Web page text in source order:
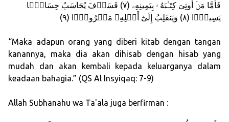
فَأَمَّا مَنۡ أُوتِىَ كِتَـٰبَهُ ۥ بِيَمِينِهِۦ (٧) فَسَوۡفَ يُحَاسَبُ حِسَابً۬ا
يَسِيرً۬ا (٨) وَيَنقَلِبُ إِلَىٰٓ أَهۡلِهِۦ مَسۡرُورً۬ا (٩)
“Maka adapun orang yang diberi kitab dengan tangan
kanannya, maka dia akan dihisab dengan hisab yang
mudah dan akan kembali kepada keluarganya dalam
keadaan bahagia.” (QS Al Insyiqaq: 7-9)
Allah Subhanahu wa Ta'ala juga berfirman :